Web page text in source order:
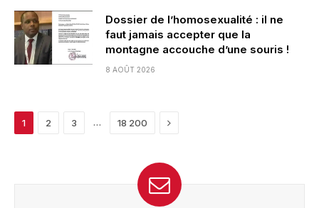
Dossier de l’homosexualité : il ne
faut jamais accepter que la
montagne accouche d’une souris !
8 AOÛT 2026
1 2 3 … 18 200 Next